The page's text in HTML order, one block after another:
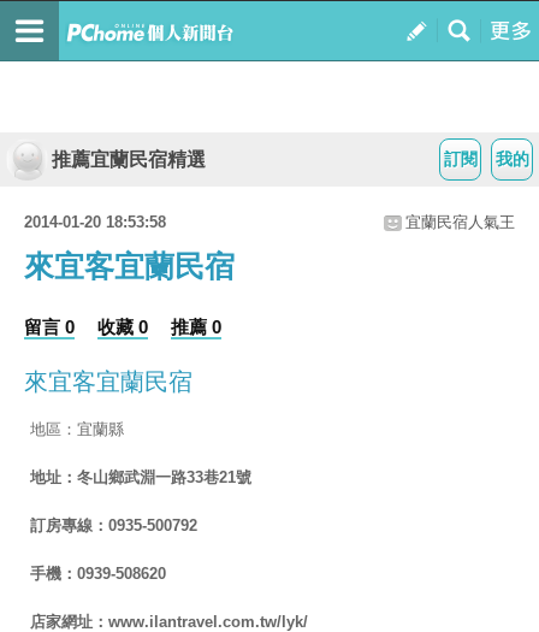
我的
訂閱
推薦宜蘭民宿精選
2014-01-20 18:53:58 宜蘭民宿人氣王
來宜客宜蘭民宿
留言 0 收藏 0 推薦 0
來宜客宜蘭民宿
地區：宜蘭縣
地址：冬山鄉武淵一路33巷21號
訂房專線：0935-500792
手機：0939-508620
店家網址：www.ilantravel.com.tw/lyk/